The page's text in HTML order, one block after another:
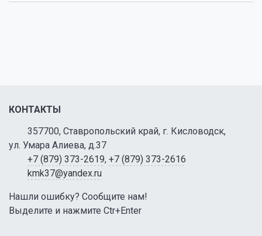
КОНТАКТЫ
357700, Ставропольский край, г. Кисловодск,
ул. Умара Алиева, д.37
+7 (879) 373-2619, +7 (879) 373-2616
kmk37@yandex.ru
Нашли ошибку? Сообщите нам!
Выделите и нажмите Ctr+Enter